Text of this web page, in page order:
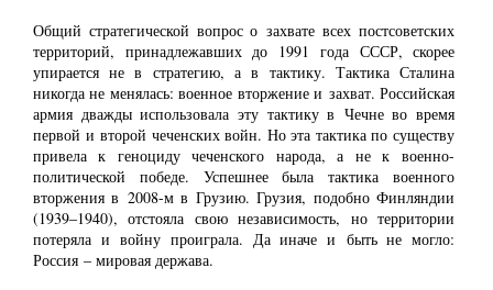
Общий стратегической вопрос о захвате всех постсоветских
территорий, принадлежавших до 1991 года СССР, скорее
упирается не в стратегию, а в тактику. Тактика Сталина
никогда не менялась: военное вторжение и захват. Российская
армия дважды использовала эту тактику в Чечне во время
первой и второй чеченских войн. Но эта тактика по существу
привела к геноциду чеченского народа, а не к военно-
политической победе. Успешнее была тактика военного
вторжения в 2008-м в Грузию. Грузия, подобно Финляндии
(1939‒1940), отстояла свою независимость, но территории
потеряла и войну проиграла. Да иначе и быть не могло:
Россия ‒ мировая держава.